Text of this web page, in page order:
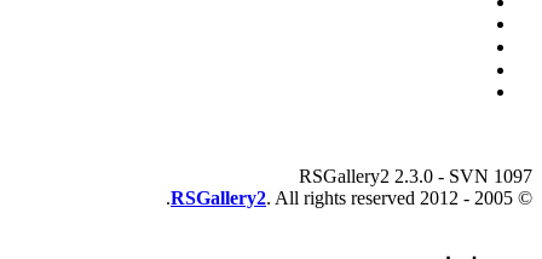
RSGallery2 2.3.0 - SVN 1097
© 2005 - 2012
RSGallery2. All rights reserved.